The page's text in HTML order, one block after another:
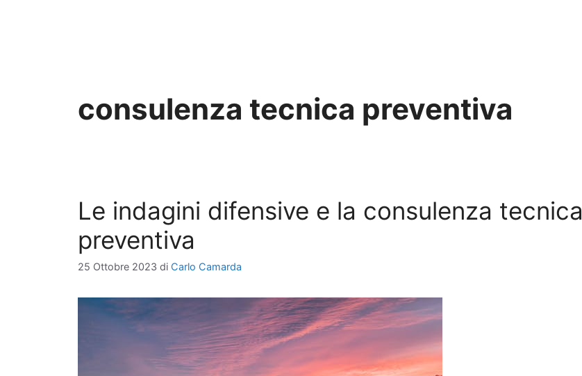
consulenza tecnica preventiva
Le indagini difensive e la consulenza tecnica
preventiva
25 Ottobre 2023 di Carlo Camarda